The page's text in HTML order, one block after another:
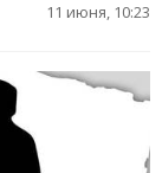
11 июня, 10:23